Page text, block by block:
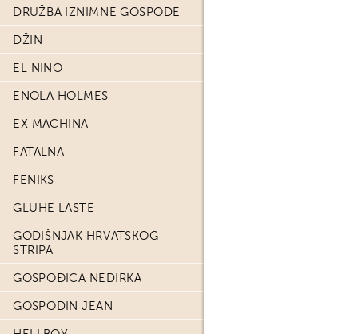
DRUŽBA IZNIMNE GOSPODE
DŽIN
EL NINO
ENOLA HOLMES
EX MACHINA
FATALNA
FENIKS
GLUHE LASTE
GODIŠNJAK HRVATSKOG
STRIPA
GOSPOĐICA NEDIRKA
GOSPODIN JEAN